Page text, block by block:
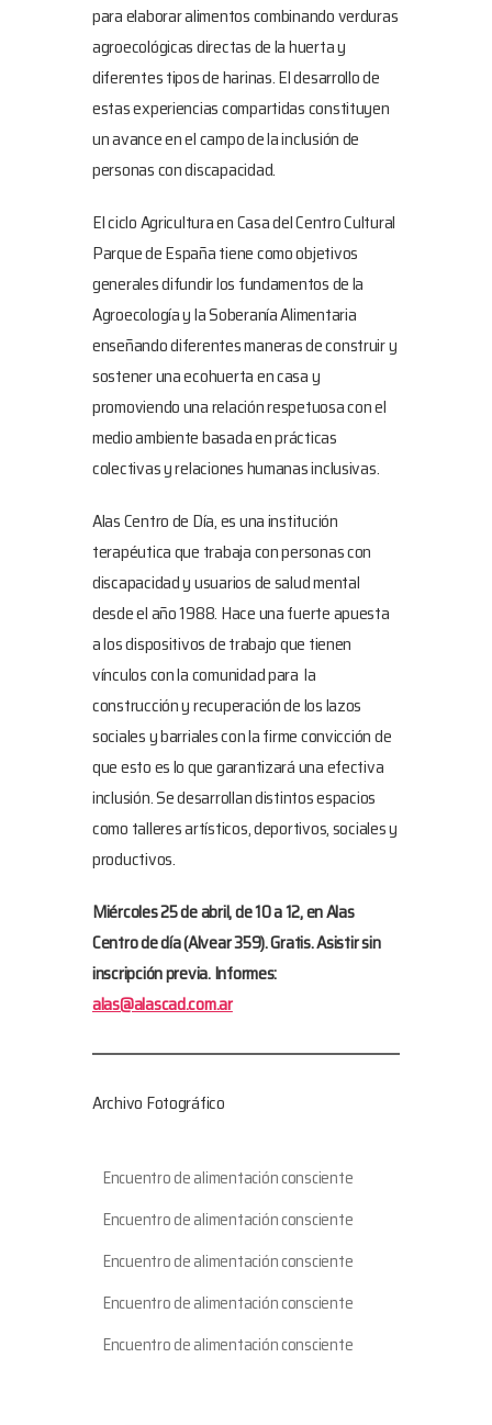
para elaborar alimentos combinando verduras
agroecológicas directas de la huerta y
diferentes tipos de harinas. El desarrollo de
estas experiencias compartidas constituyen
un avance en el campo de la inclusión de
personas con discapacidad.
El ciclo Agricultura en Casa del Centro Cultural
Parque de España tiene como objetivos
generales difundir los fundamentos de la
Agroecología y la Soberanía Alimentaria
enseñando diferentes maneras de construir y
sostener una ecohuerta en casa y
promoviendo una relación respetuosa con el
medio ambiente basada en prácticas
colectivas y relaciones humanas inclusivas.
Alas Centro de Día, es una institución
terapéutica que trabaja con personas con
discapacidad y usuarios de salud mental
desde el año 1988. Hace una fuerte apuesta
a los dispositivos de trabajo que tienen
vínculos con la comunidad para la
construcción y recuperación de los lazos
sociales y barriales con la firme convicción de
que esto es lo que garantizará una efectiva
inclusión. Se desarrollan distintos espacios
como talleres artísticos, deportivos, sociales y
productivos.
Miércoles 25 de abril, de 10 a 12, en Alas
Centro de día (Alvear 359). Gratis. Asistir sin
inscripción previa. Informes:
alas@alascad.com.ar
Archivo Fotográfico
Encuentro de alimentación consciente
Encuentro de alimentación consciente
Encuentro de alimentación consciente
Encuentro de alimentación consciente
Encuentro de alimentación consciente